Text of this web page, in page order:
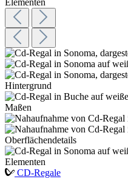
CD-Regale